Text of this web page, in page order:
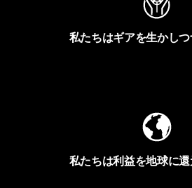
私たちはギアを生かしつ
私たちは利益を地球に還